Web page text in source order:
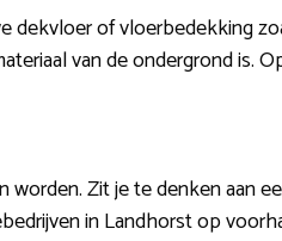
of vloerbedekking
van de ondergrond is.
Zit je te denken aan
in Landhorst op